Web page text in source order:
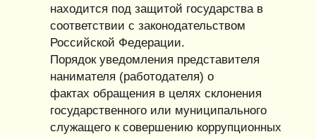
находится под защитой государства в
соответствии с законодательством
Российской Федерации.
Порядок уведомления представителя
нанимателя (работодателя) о
фактах обращения в целях склонения
государственного или муниципального
служащего к совершению коррупционных